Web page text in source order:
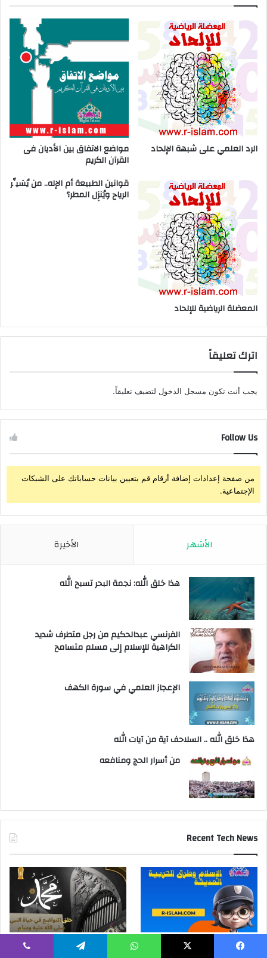
الرد العلمي على شبهة الإلحاد مواضع الاتفاق بين الأديان فى
القرآن الكريم
المعضلة الرياضية للإلحاد
قوانين الطبيعة أم الإله.. من يُسَيِّر
الرياح ويُنزِل المطر؟
اترك تعليقاً
يجب أنت تكون مسجل الدخول لتضيف تعليقاً.
Follow Us
من صفحة إعدادات إضافة أرقام قم بتعيين بيانات حساباتك على الشبكات
الإجتماعية.
الأشهر الأخيرة
هذا خلق الله: نجمة البحر تسبح الله
الفرنسي عبدالحكيم من رجل متطرف شديد
الكراهية للإسلام إلى مسلم متسامح
الإعجاز العلمي في سورة الكهف
هذا خلق الله .. السلاحف آية من آيات الله
من أسرار الحج ومنافعه
Recent Tech News
الإسلام وطرق التربية الحديثة
خلق التواضع وتطبيقاته في حياة